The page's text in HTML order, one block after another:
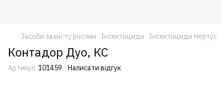
Засоби захисту рослин Інсектициди Інсектициди Нертус
Контадор Дуо, КС
Артикул: 101459 Написати відгук